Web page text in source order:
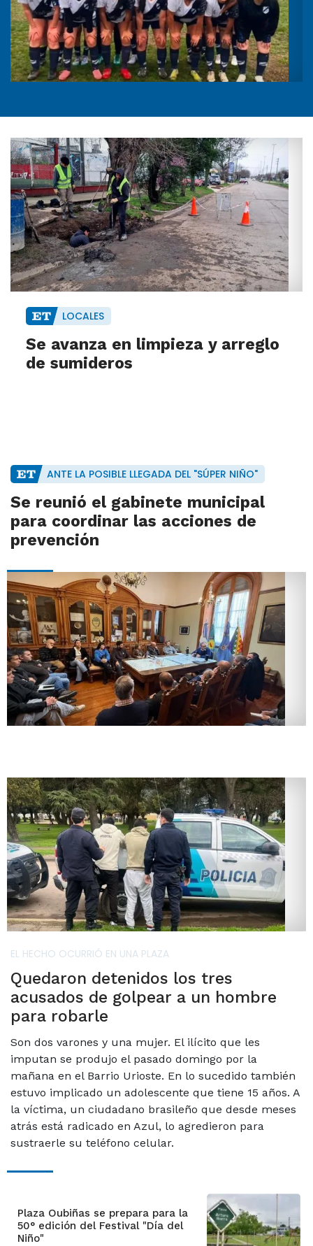
LOCALES
Se avanza en limpieza y arreglo
de sumideros
ANTE LA POSIBLE LLEGADA DEL "SÚPER NIÑO"
Se reunió el gabinete municipal
para coordinar las acciones de
prevención
EL HECHO OCURRIÓ EN UNA PLAZA
Quedaron detenidos los tres
acusados de golpear a un hombre
para robarle
Son dos varones y una mujer. El ilícito que les
imputan se produjo el pasado domingo por la
mañana en el Barrio Urioste. En lo sucedido también
estuvo implicado un adolescente que tiene 15 años. A
la víctima, un ciudadano brasileño que desde meses
atrás está radicado en Azul, lo agredieron para
sustraerle su teléfono celular.
Plaza Oubiñas se prepara para la
50° edición del Festival "Día del
Niño"